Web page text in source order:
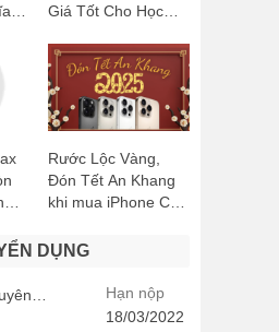
Giá Tốt Cho Học
Mộc Mobile -
Didongthongminh
15 Trần Đại Nghĩa
Rước Lộc Vàng,
Đón Tết An Khang
khi mua iPhone Cũ
Minh
DỤNG
Hạn nộp
18/03/2022